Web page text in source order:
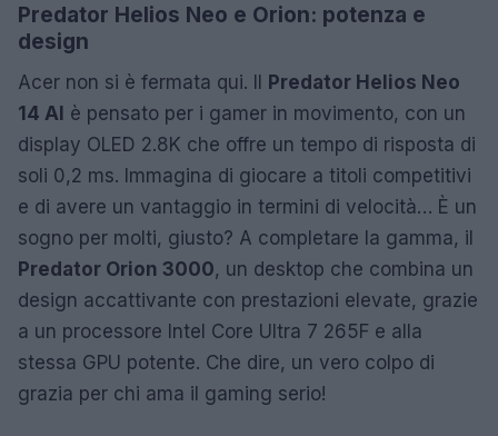
Predator Helios Neo e Orion: potenza e
design
Acer non si è fermata qui. Il Predator Helios Neo
14 AI è pensato per i gamer in movimento, con un
display OLED 2.8K che offre un tempo di risposta di
soli 0,2 ms. Immagina di giocare a titoli competitivi
e di avere un vantaggio in termini di velocità… È un
sogno per molti, giusto? A completare la gamma, il
Predator Orion 3000, un desktop che combina un
design accattivante con prestazioni elevate, grazie
a un processore Intel Core Ultra 7 265F e alla
stessa GPU potente. Che dire, un vero colpo di
grazia per chi ama il gaming serio!